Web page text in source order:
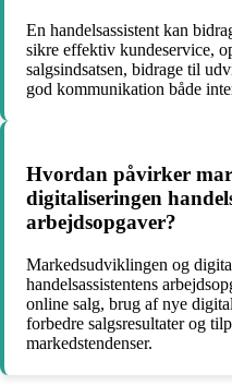
En handelsassistent kan
sikre effektiv kundeservice,
salgsindsatsen, bidrage til
god kommunikation både
Hvordan påvirker
digitaliseringen
arbejdsopgaver?
Markedsudviklingen og
handelsassistentens
online salg, brug af nye
forbedre salgsresultater og
markedstendenser.